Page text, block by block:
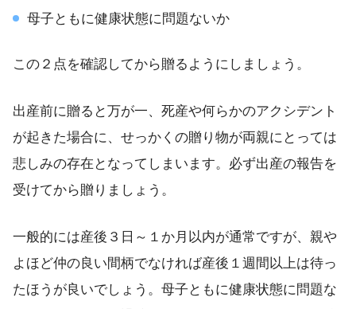
母子ともに健康状態に問題ないか
この２点を確認してから贈るようにしましょう。
出産前に贈ると万が一、死産や何らかのアクシデント
が起きた場合に、せっかくの贈り物が両親にとっては
悲しみの存在となってしまいます。必ず出産の報告を
受けてから贈りましょう。
一般的には産後３日～１か月以内が通常ですが、親や
よほど仲の良い間柄でなければ産後１週間以上は待っ
たほうが良いでしょう。母子ともに健康状態に問題な